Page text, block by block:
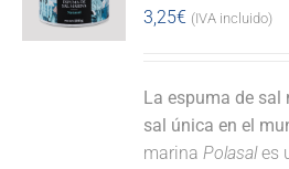
3,25€ (IVA incluido)
La espuma de
sal única en el
marinaPolasales